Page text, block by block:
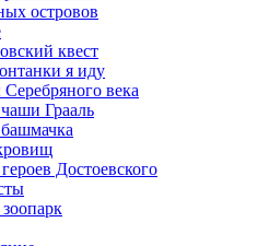
островов
квест
я иду
века
Грааль
Достоевского